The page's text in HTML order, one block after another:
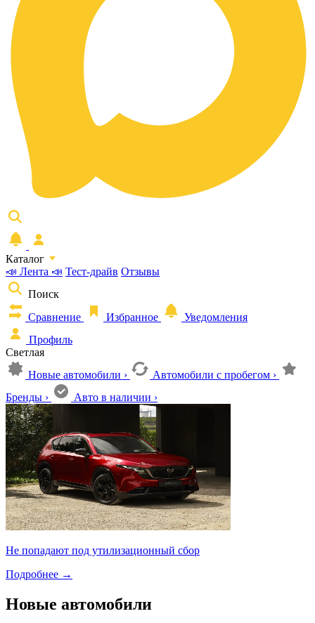
Каталог
📣 Лента 📣 Тест-драйв Отзывы
Поиск
Сравнение
Избранное
Уведомления
Профиль
Светлая
Новые автомобили › Автомобили с пробегом ›
Бренды › Авто в наличии ›
Не попадают под утилизационный сбор
Подробнее →
Новые автомобили